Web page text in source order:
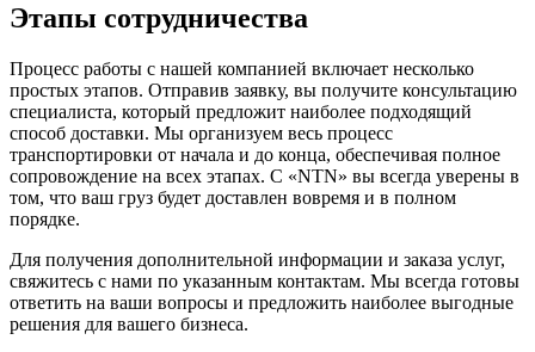
Этапы сотрудничества
Процесс работы с нашей компанией включает несколько
простых этапов. Отправив заявку, вы получите консультацию
специалиста, который предложит наиболее подходящий
способ доставки. Мы организуем весь процесс
транспортировки от начала и до конца, обеспечивая полное
сопровождение на всех этапах. С «NTN» вы всегда уверены в
том, что ваш груз будет доставлен вовремя и в полном
порядке.
Для получения дополнительной информации и заказа услуг,
свяжитесь с нами по указанным контактам. Мы всегда готовы
ответить на ваши вопросы и предложить наиболее выгодные
решения для вашего бизнеса.